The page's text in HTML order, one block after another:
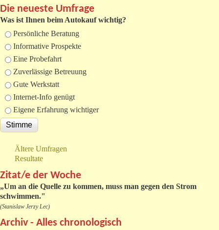
Die neueste Umfrage
Was ist Ihnen beim Autokauf wichtig?
Auswahlmöglichkeiten
Persönliche Beratung
Informative Prospekte
Eine Probefahrt
Zuverlässige Betreuung
Gute Werkstatt
Internet-Info genügt
Eigene Erfahrung wichtiger
Ältere Umfragen
Resultate
Zitat/e der Woche
„Um an die Quelle zu kommen, muss man gegen den Strom
schwimmen."
(Stanislaw Jerzy Lec)
Archiv - Alles chronologisch